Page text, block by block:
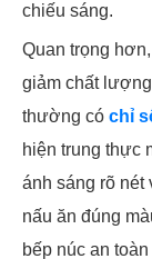
chiếu sáng.
Quan trọng
giảm chất
thường có chỉ
hiện trung thực
ánh sáng rõ nét
nấu ăn đúng
bếp núc an